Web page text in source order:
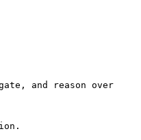
and reason over